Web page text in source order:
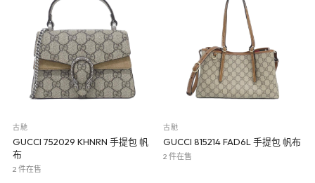
古馳
GUCCI 752029 KHNRN 手提包 帆
布
2 件在售
古馳
GUCCI 815214 FAD6L 手提包 帆布
2 件在售